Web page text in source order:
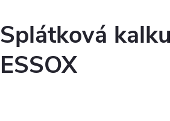
Splátková
ESSOX